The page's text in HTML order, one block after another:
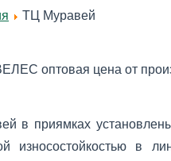
ТЦ Муравей
оптовая цена от
в приямках
износостойкостью в